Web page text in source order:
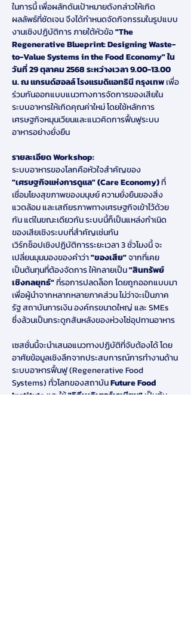
ในการนี้ เพื่อผลักดันเป้าหมายดังกล่าวให้เกิด
ผลลัพธ์ที่ชัดเจน จึงได้กำหนดจัดกิจกรรมในรูปแบบ
งานเชิงปฏิบัติการ ภายใต้หัวข้อ "The
Regenerative Blueprint: Designing Waste-
to-Value Systems in the Food Economy" ใน
วันที่ 29 ตุลาคม 2568 ระหว่างเวลา 9.00-13.00
น. ณ แกรนด์ฮอลล์ โรงแรมดิแอทธินี กรุงเทพ เพื่อ
ร่วมกันออกแบบแนวทางการจัดการของเสียใน
ระบบอาหารให้เกิดคุณค่าใหม่ โดยใช้หลักการ
เศรษฐกิจหมุนเวียนและแนวคิดการฟื้นฟูระบบ
อาหารอย่างยั่งยืน
รายละเอียด Workshop:
ระบบอาหารของโลกคือหัวใจสำคัญของ
"เศรษฐกิจแห่งการดูแล" (Care Economy) ที่
เชื่อมโยงสุขภาพของมนุษย์ ความยั่งยืนของสิ่ง
แวดล้อม และเสถียรภาพทางเศรษฐกิจเข้าไว้ด้วย
กัน แต่ในขณะเดียวกัน ระบบนี้ก็เป็นแหล่งกำเนิด
ของเสียเชิงระบบที่สำคัญเช่นกัน
เวิร์กช็อปเชิงปฏิบัติการระยะเวลา 3 ชั่วโมงนี้ จะ
เปลี่ยนมุมมองของคำว่า "ของเสีย" จากที่เคย
เป็นต้นทุนที่ต้องจัดการ ให้กลายเป็น "สินทรัพย์
เชิงกลยุทธ์" ที่รอการปลดล็อก โดยถูกออกแบบมา
เพื่อผู้นำจากหลากหลายภาคส่วน ไม่ว่าจะเป็นภาค
รัฐ สถาบันการเงิน องค์กรขนาดใหญ่ และ SMEs
ซึ่งล้วนเป็นกระดูกสันหลังของห่วงโซ่อุปทานอาหาร
เซสชั่นนี้จะนำเสนอแนวทางปฏิบัติที่จับต้องได้ โดย
อาศัยข้อมูลเชิงลึกจากประสบการณ์การทำงานด้าน
ระบบอาหารฟื้นฟู (Regenerative Food
Systems) ทั่วโลกของสถาบัน Future Food
Institute และใช้ "วิถีเมดิเตอร์เรเนียน" เป็นต้น